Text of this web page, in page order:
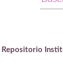
Repositorio